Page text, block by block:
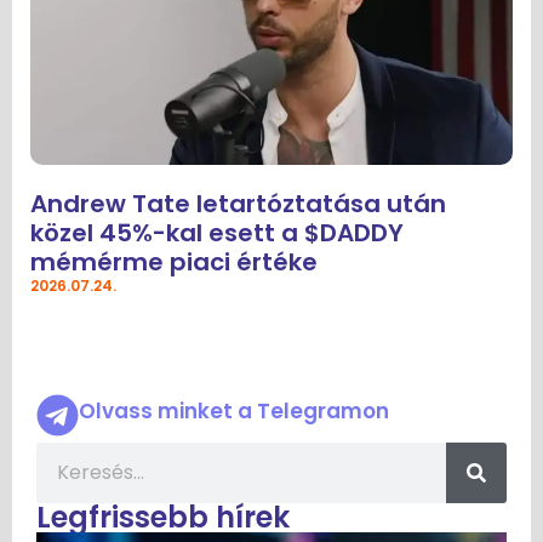
Andrew Tate letartóztatása után
közel 45%-kal esett a $DADDY
mémérme piaci értéke
2026.07.24.
Olvass minket a Telegramon
Legfrissebb hírek